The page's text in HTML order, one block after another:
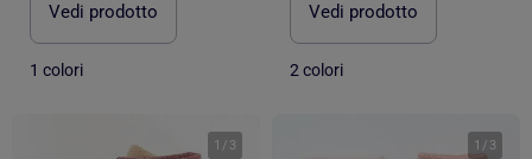
Vedi prodotto
1 colori
Vedi prodotto
2 colori
1 / 3 1 / 3